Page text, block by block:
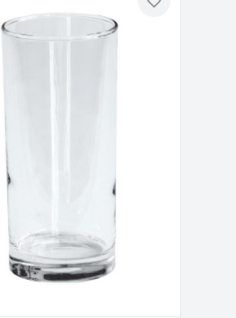
Toevoegen